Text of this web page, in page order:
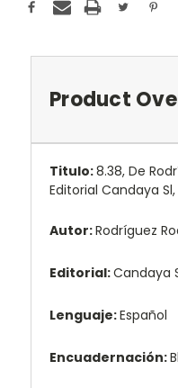
Product
Titulo:8.38, De
Editorial Candaya
Autor:Rodríguez
Editorial:Candaya
Lenguaje:Español
Encuadernación: